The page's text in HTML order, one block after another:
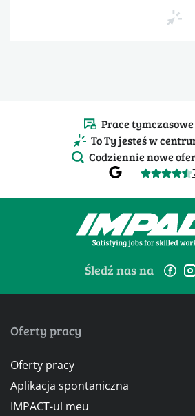
Prace tymczasowe
To Ty jesteś w
Codziennie nowe
Śledź nas na
Oferty pracy
Oferty pracy
Aplikacja spontaniczna
IMPACT-ul meu